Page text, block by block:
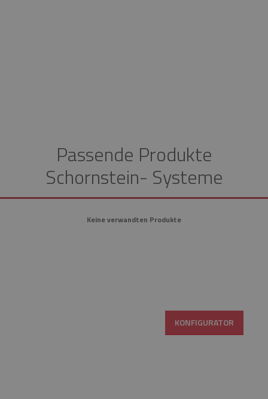
Passende Produkte
Schornstein- Systeme
Keine verwandten Produkte
KONFIGURATOR